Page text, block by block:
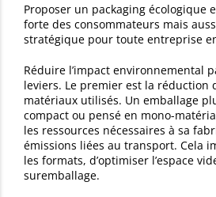
Proposer un packaging écologique
forte des consommateurs mais
stratégique pour toute entreprise
Réduire l’impact environnemental
leviers. Le premier est la réduction
matériaux utilisés. Un emballage
compact ou pensé en mono-
les ressources nécessaires à sa
émissions liées au transport. Cela
les formats, d’optimiser l’espace
suremballage.